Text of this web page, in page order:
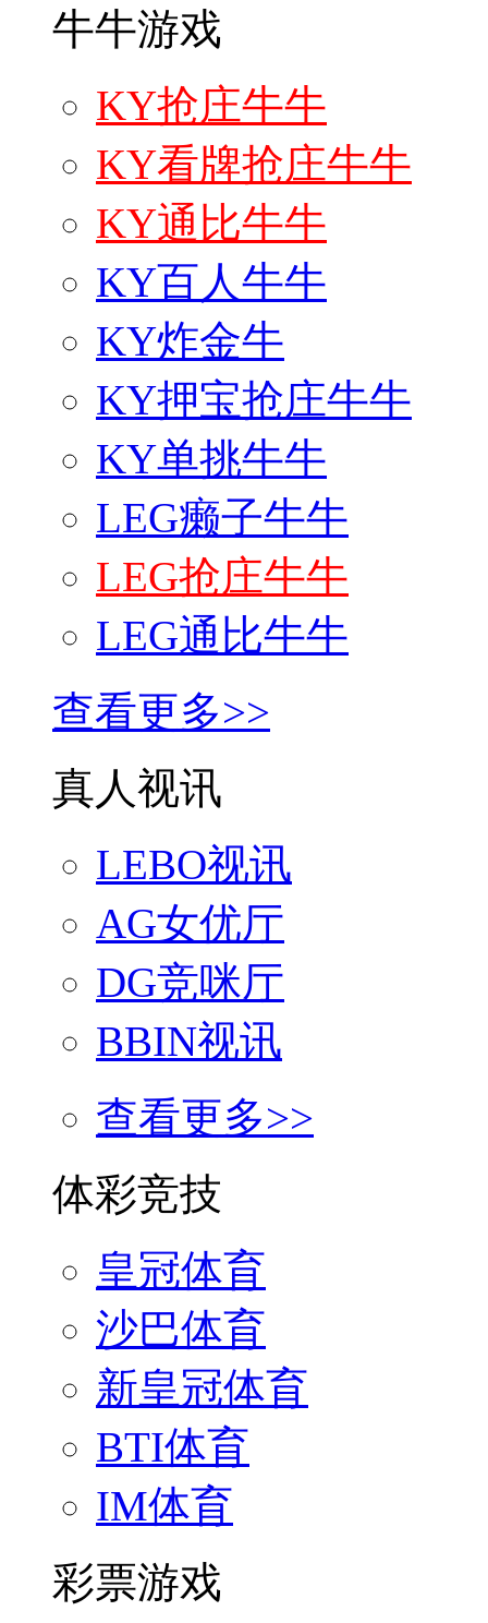
牛牛游戏
KY抢庄牛牛
KY看牌抢庄牛牛
KY通比牛牛
KY百人牛牛
KY炸金牛
KY押宝抢庄牛牛
KY单挑牛牛
LEG癞子牛牛
LEG抢庄牛牛
LEG通比牛牛
查看更多>>
真人视讯
LEBO视讯
AG女优厅
DG竞咪厅
BBIN视讯
查看更多>>
体彩竞技
皇冠体育
沙巴体育
新皇冠体育
BTI体育
IM体育
彩票游戏